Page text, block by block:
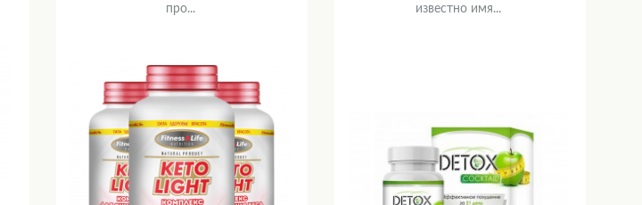
про...
известно имя...